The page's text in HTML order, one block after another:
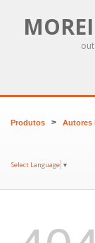
Produtos > Autores
Select Language ▼